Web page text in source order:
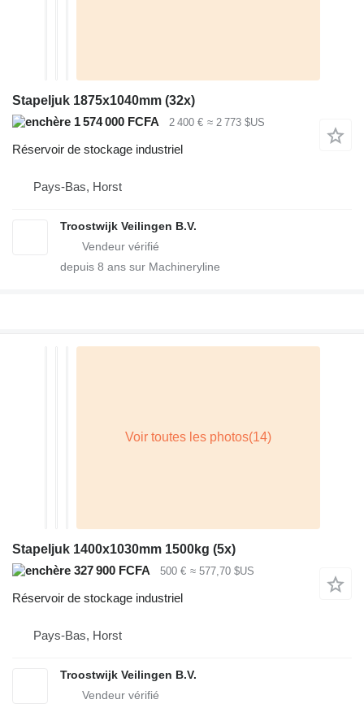
Stapeljuk 1875x1040mm (32x)
1 574 000 FCFA
2 400 € ≈ 2 773 $US
Réservoir de stockage industriel
Pays-Bas, Horst
Troostwijk Veilingen B.V.
depuis 8 ans sur Machineryline
Stapeljuk 1400x1030mm 1500kg (5x)
327 900 FCFA
500 € ≈ 577,70 $US
Réservoir de stockage industriel
Pays-Bas, Horst
Troostwijk Veilingen B.V.